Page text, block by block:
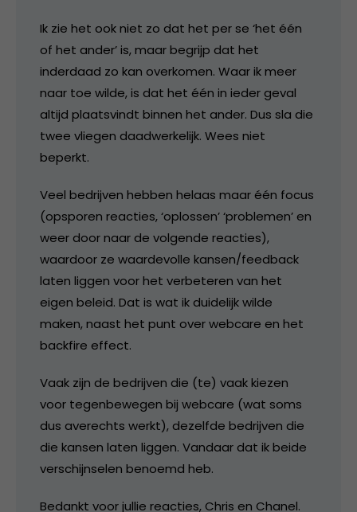
Ik zie het ook niet zo dat het per se ‘het één
of het ander’ is, maar begrijp dat het
inderdaad zo kan overkomen. Waar ik meer
naar toe wilde, is dat het één in ieder geval
altijd plaatsvindt binnen het ander. Dus sla die
twee vliegen daadwerkelijk. Wees niet
beperkt.
Veel bedrijven hebben helaas maar één focus
(opsporen reacties, ‘oplossen’ ‘problemen’ en
weer door naar de volgende reacties),
waardoor ze waardevolle kansen/feedback
laten liggen voor het verbeteren van het
eigen beleid. Dat is wat ik duidelijk wilde
maken, naast het punt over webcare en het
backfire effect.
Vaak zijn de bedrijven die (te) vaak kiezen
voor tegenbewegen bij webcare (wat soms
dus averechts werkt), dezelfde bedrijven die
die kansen laten liggen. Vandaar dat ik beide
verschijnselen benoemd heb.
Bedankt voor jullie reacties, Chris en Chanel.